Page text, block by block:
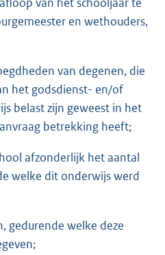
en wethouders,
van degenen, die
het godsdienst- en/of
belast zijn geweest in het
betrekking heeft;
afzonderlijk het aantal
welke dit onderwijs werd
gedurende welke deze